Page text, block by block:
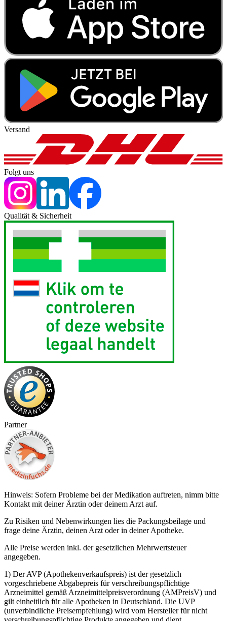
Versand
Folgt uns
Qualität & Sicherheit
Partner
Hinweis: Sofern Probleme bei der Medikation auftreten, nimm bitte
Kontakt mit deiner Ärztin oder deinem Arzt auf.
Zu Risiken und Nebenwirkungen lies die Packungsbeilage und
frage deine Ärztin, deinen Arzt oder in deiner Apotheke.
Alle Preise werden inkl. der gesetzlichen Mehrwertsteuer
angegeben.
1) Der AVP (Apothekenverkaufspreis) ist der gesetzlich
vorgeschriebene Abgabepreis für verschreibungspflichtige
Arzneimittel gemäß Arzneimittelpreisverordnung (AMPreisV) und
gilt einheitlich für alle Apotheken in Deutschland. Die UVP
(unverbindliche Preisempfehlung) wird vom Hersteller für nicht